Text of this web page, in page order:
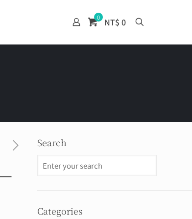
0 NT$ 0
Search
Categories